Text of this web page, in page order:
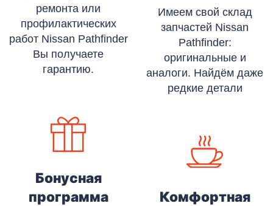
ремонта или
профилактических
работ Nissan Pathfinder
Вы получаете
гарантию.
Бонусная
программа
Имеем свой склад
запчастей Nissan
Pathfinder:
оригинальные и
аналоги. Найдём даже
редкие детали
Комфортная